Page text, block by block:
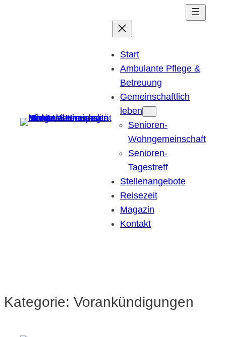
Start
Ambulante Pflege &
Betreuung
Gemeinschaftlich
leben
Senioren-
Wohngemeinschaft
Senioren-
Tagestreff
Stellenangebote
Reisezeit
Magazin
Kontakt
Kategorie: Vorankündigungen